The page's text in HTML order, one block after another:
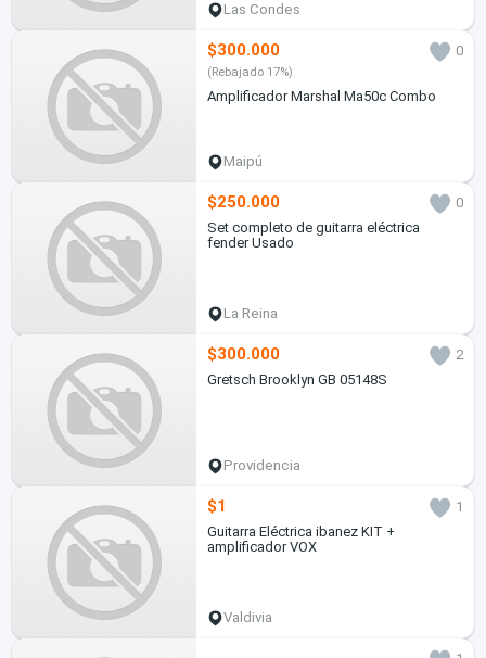
Las Condes
$300.000 0
(Rebajado 17%)
Amplificador Marshal Ma50c Combo
Maipú
$250.000
0
Set completo de guitarra eléctrica
fender Usado
La Reina
$300.000
2
Gretsch Brooklyn GB 05148S
Providencia
$1
1
Guitarra Eléctrica ibanez KIT +
amplificador VOX
Valdivia